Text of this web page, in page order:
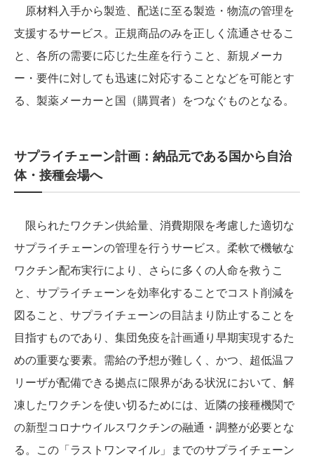
原材料入手から製造、配送に至る製造・物流の管理を
支援するサービス。正規商品のみを正しく流通させるこ
と、各所の需要に応じた生産を行うこと、新規メーカ
ー・要件に対しても迅速に対応することなどを可能とす
る、製薬メーカーと国（購買者）をつなぐものとなる。
サプライチェーン計画：納品元である国から自治
体・接種会場へ
限られたワクチン供給量、消費期限を考慮した適切な
サプライチェーンの管理を行うサービス。柔軟で機敏な
ワクチン配布実行により、さらに多くの人命を救うこ
と、サプライチェーンを効率化することでコスト削減を
図ること、サプライチェーンの目詰まり防止することを
目指すものであり、集団免疫を計画通り早期実現するた
めの重要な要素。需給の予想が難しく、かつ、超低温フ
リーザが配備できる拠点に限界がある状況において、解
凍したワクチンを使い切るためには、近隣の接種機関で
の新型コロナウイルスワクチンの融通・調整が必要とな
る。この「ラストワンマイル」までのサプライチェーン